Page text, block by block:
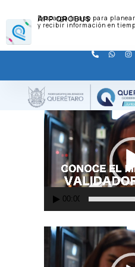
APP QROBUS
Descarga la app para
y recibir información en
Reproductor
de
vídeo
00:00
Reproductor